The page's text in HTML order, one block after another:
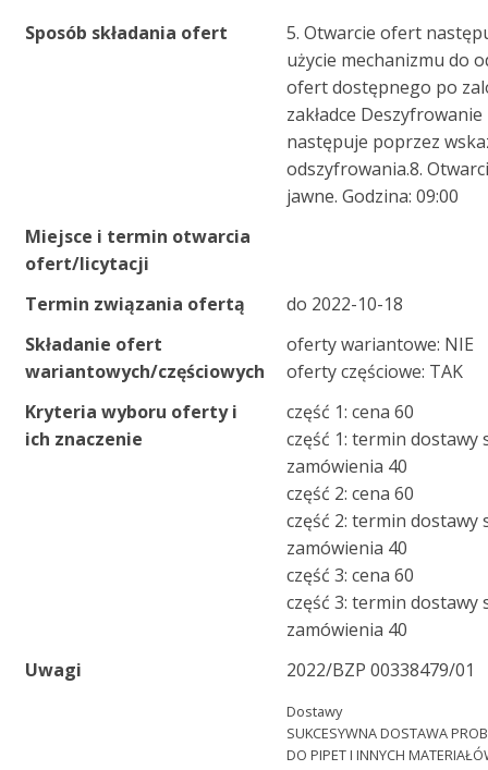
Sposób składania ofert
5. Otwarcie ofert
użycie mechanizmu do
ofert dostępnego po
zakładce
następuje poprzez
odszyfrowania.8.
jawne. Godzina: 09:00
Miejsce i termin otwarcia
ofert/licytacji
Termin związania ofertą
do 2022-10-18
Składanie ofert
wariantowych/częściowych
oferty wariantowe: NIE
oferty częściowe: TAK
Kryteria wyboru oferty i
ich znaczenie
część 1: cena 60
część 1: termin dostawy
zamówienia 40
część 2: cena 60
część 2: termin dostawy
zamówienia 40
część 3: cena 60
część 3: termin dostawy
zamówienia 40
Uwagi
2022/BZP 00338479/01
Dostawy
SUKCESYWNA DOSTAWA
DO PIPET I INNYCH